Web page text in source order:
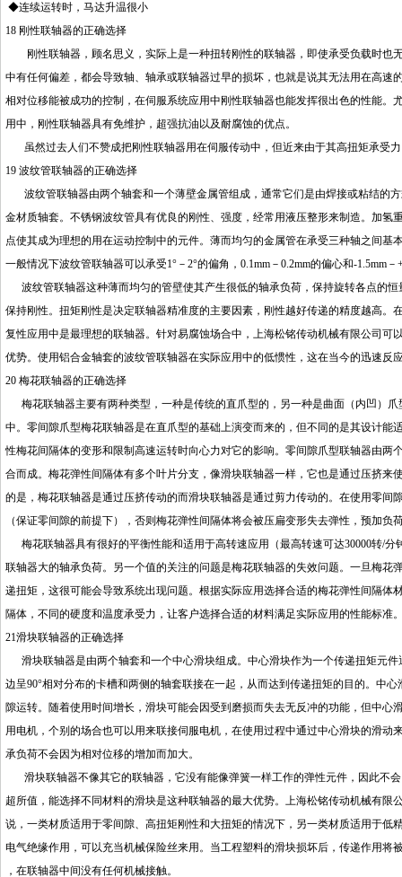
◆连续运转时，马达升温很小
18 刚性联轴器的正确选择
刚性联轴器，顾名思义，实际上是一种扭转刚性的联轴器，即使承受负载时也
中有任何偏差，都会导致轴、轴承或联轴器过早的损坏，也就是说其无法用在高
相对位移能被成功的控制，在伺服系统应用中刚性联轴器也能发挥很出色的性能
用中，刚性联轴器具有免维护，超强抗油以及耐腐蚀的优点。
虽然过去人们不赞成把刚性联轴器用在伺服传动中，但近来由于其高扭矩承受
19 波纹管联轴器的正确选择
波纹管联轴器由两个轴套和一个薄壁金属管组成，通常它们是由焊接或粘结的
金材质轴套。不锈钢波纹管具有优良的刚性、强度，经常用液压整形来制造。加
点使其成为理想的用在运动控制中的元件。薄而均匀的金属管在承受三种轴之间
一般情况下波纹管联轴器可以承受1°－2°的偏角，0.1mm－0.2mm的偏心和-1.5mm－
波纹管联轴器这种薄而均匀的管壁使其产生很低的轴承负荷，保持旋转各点的
保持刚性。扭矩刚性是决定联轴器精准度的主要因素，刚性越好传递的精度越高
复性应用中是最理想的联轴器。针对易腐蚀场合中，上海松铭传动机械有限公司
优势。使用铝合金轴套的波纹管联轴器在实际应用中的低惯性，这在当今的迅速反
20 梅花联轴器的正确选择
梅花联轴器主要有两种类型，一种是传统的直爪型的，另一种是曲面（内凹）
中。零间隙爪型梅花联轴器是在直爪型的基础上演变而来的，但不同的是其设计
性梅花间隔体的变形和限制高速运转时向心力对它的影响。零间隙爪型联轴器由
合而成。梅花弹性间隔体有多个叶片分支，像滑块联轴器一样，它也是通过压挤
的是，梅花联轴器是通过压挤传动的而滑块联轴器是通过剪力传动的。在使用零
（保证零间隙的前提下），否则梅花弹性间隔体将会被压扁变形失去弹性，预加
梅花联轴器具有很好的平衡性能和适用于高转速应用（最高转速可达30000转/
联轴器大的轴承负荷。另一个值的关注的问题是梅花联轴器的失效问题。一旦梅
递扭矩，这很可能会导致系统出现问题。根据实际应用选择合适的梅花弹性间隔
隔体，不同的硬度和温度承受力，让客户选择合适的材料满足实际应用的性能标准
21滑块联轴器的正确选择
滑块联轴器是由两个轴套和一个中心滑块组成。中心滑块作为一个传递扭矩元
边呈90°相对分布的卡槽和两侧的轴套联接在一起，从而达到传递扭矩的目的。中
隙运转。随着使用时间增长，滑块可能会因受到磨损而失去无反冲的功能，但中
用电机，个别的场合也可以用来联接伺服电机，在使用过程中通过中心滑块的滑
承负荷不会因为相对位移的增加而加大。
滑块联轴器不像其它的联轴器，它没有能像弹簧一样工作的弹性元件，因此不
超所值，能选择不同材料的滑块是这种联轴器的最大优势。上海松铭传动机械有
说，一类材质适用于零间隙、高扭矩刚性和大扭矩的情况下，另一类材质适用于
电气绝缘作用，可以充当机械保险丝来用。当工程塑料的滑块损坏后，传递作用
，在联轴器中间没有任何机械接触。